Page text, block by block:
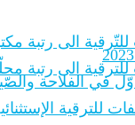
الى رتبة مكتبي
الى رتبة
في الفلاحة
للترقية